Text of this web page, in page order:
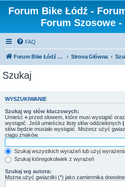
Forum Bike Łódź -
Forum Szosowe
FAQ
Forum Bike Łódź - Forum Rowerowe Łódź - Forum Szosowe - Forum MTB Strona Główna
Szukaj
WYSZUKIWANIE
Szukaj wg słów kluczowych:
Umieść + przed słowem, które musi wystąpić oraz
wystąpić. Jeśli umieścisz listę słów oddzielonych |
słów będzie musiało wystąpić. Możesz użyć
ciągu znaków.
Szukaj wszystkich wyrażeń lub użyj
Szukaj któregokolwiek z wyrażeń
Szukaj wg autora:
Można użyć gwiazdki (*) jako zamiennika